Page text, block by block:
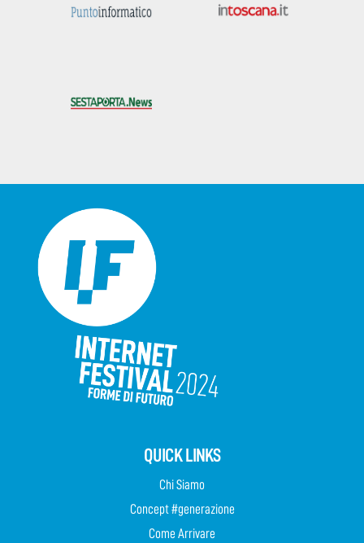
QUICK LINKS
Chi Siamo
Concept #generazione
Come Arrivare